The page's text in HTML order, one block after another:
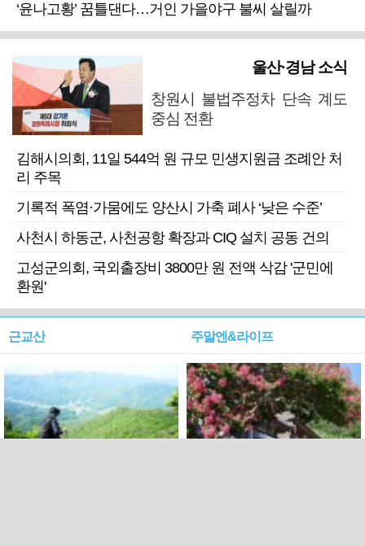
‘윤나고황’ 꿈틀댄다…거인 가을야구 불씨 살릴까
울산·경남 소식
창원시 불법주정차 단속 계도
중심 전환
김해시의회, 11일 544억 원 규모 민생지원금 조례안 처
리 주목
기록적 폭염·가뭄에도 양산시 가축 폐사 ‘낮은 수준’
사천시 하동군, 사천공항 확장과 CIQ 설치 공동 건의
고성군의회, 국외출장비 3800만 원 전액 삭감 '군민에
환원'
근교산 주말엔&라이프